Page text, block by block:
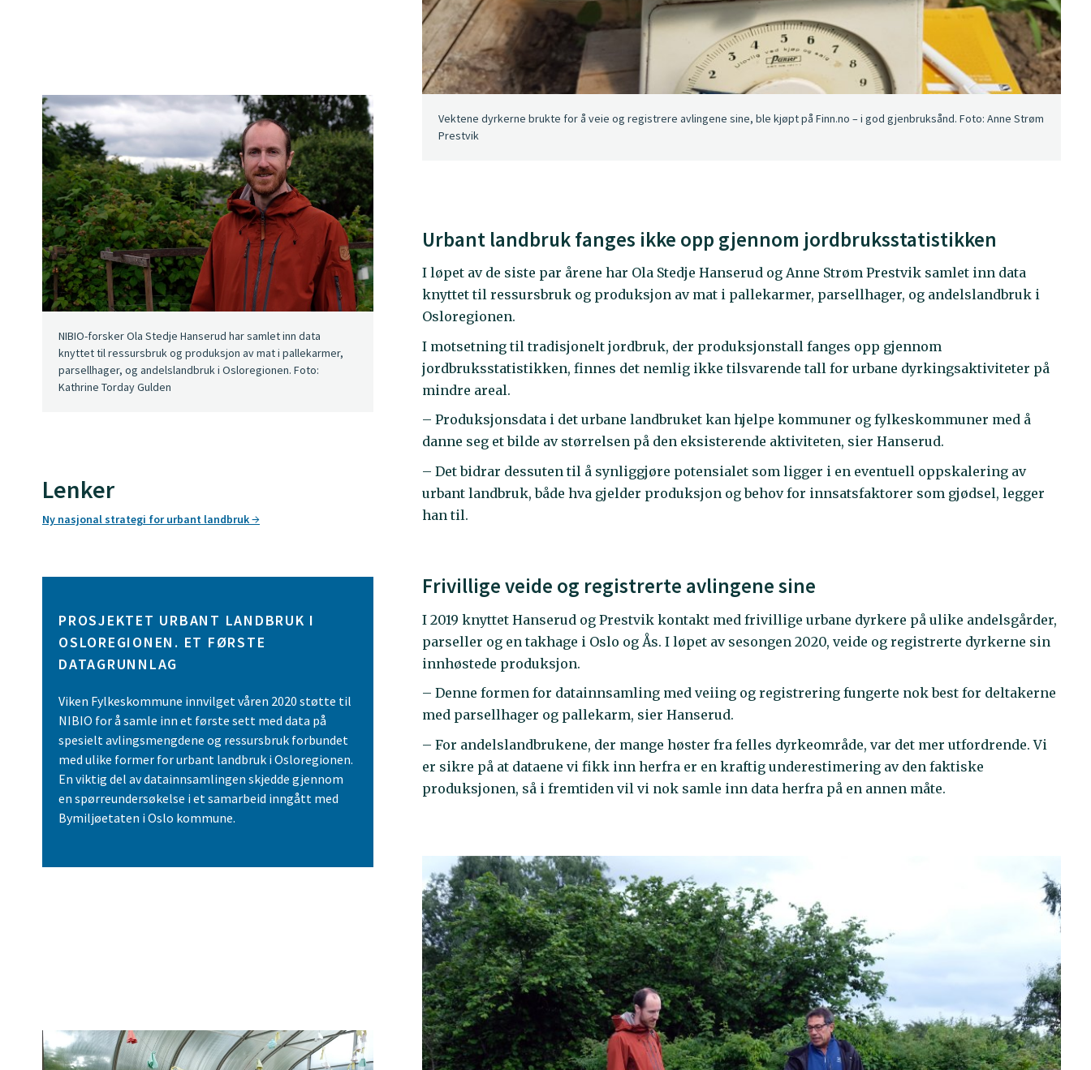
Vektene dyrkerne brukte for å veie og registrere avlingene sine, ble kjøpt på Finn.no – i god gjenbruksånd. Foto: Anne Strøm
Prestvik
Urbant landbruk fanges ikke opp gjennom jordbruksstatistikken
I løpet av de siste par årene har Ola Stedje Hanserud og Anne Strøm Prestvik samlet inn data
knyttet til ressursbruk og produksjon av mat i pallekarmer, parsellhager, og andelslandbruk i
Osloregionen.
I motsetning til tradisjonelt jordbruk, der produksjonstall fanges opp gjennom
jordbruksstatistikken, finnes det nemlig ikke tilsvarende tall for urbane dyrkingsaktiviteter på
mindre areal.
– Produksjonsdata i det urbane landbruket kan hjelpe kommuner og fylkeskommuner med å
danne seg et bilde av størrelsen på den eksisterende aktiviteten, sier Hanserud.
– Det bidrar dessuten til å synliggjøre potensialet som ligger i en eventuell oppskalering av
urbant landbruk, både hva gjelder produksjon og behov for innsatsfaktorer som gjødsel, legger
han til.
Frivillige veide og registrerte avlingene sine
I 2019 knyttet Hanserud og Prestvik kontakt med frivillige urbane dyrkere på ulike andelsgårder,
parseller og en takhage i Oslo og Ås. I løpet av sesongen 2020, veide og registrerte dyrkerne sin
innhøstede produksjon.
– Denne formen for datainnsamling med veiing og registrering fungerte nok best for deltakerne
med parsellhager og pallekarm, sier Hanserud.
– For andelslandbrukene, der mange høster fra felles dyrkeområde, var det mer utfordrende. Vi
er sikre på at dataene vi fikk inn herfra er en kraftig underestimering av den faktiske
produksjonen, så i fremtiden vil vi nok samle inn data herfra på en annen måte.
NIBIO-forsker Ola Stedje Hanserud har samlet inn data
knyttet til ressursbruk og produksjon av mat i pallekarmer,
parsellhager, og andelslandbruk i Osloregionen. Foto:
Kathrine Torday Gulden
Lenker
Ny nasjonal strategi for urbant landbruk
PROSJEKTET URBANT LANDBRUK I
OSLOREGIONEN. ET FØRSTE
DATAGRUNNLAG
Viken Fylkeskommune innvilget våren 2020 støtte til
NIBIO for å samle inn et første sett med data på
spesielt avlingsmengdene og ressursbruk forbundet
med ulike former for urbant landbruk i Osloregionen.
En viktig del av datainnsamlingen skjedde gjennom
en spørreundersøkelse i et samarbeid inngått med
Bymiljøetaten i Oslo kommune.